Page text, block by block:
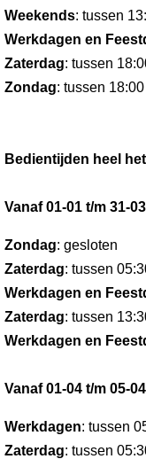
Weekends: tussen
Werkdagen en
Zaterdag: tussen
Zondag: tussen
Bedientijden heel
Vanaf 01-01 t/m 31-03
Zondag: gesloten
Zaterdag: tussen
Werkdagen en
Zaterdag: tussen
Werkdagen en
Vanaf 01-04 t/m 05-04
Werkdagen: tussen
Zaterdag: tussen